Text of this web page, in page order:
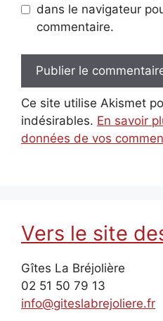
dans le navigateur
commentaire.
Ce site utilise Akismet
indésirables. En savoir
données de vos
Vers le site
Gîtes La Bréjolière
02 51 50 79 13
info@giteslabrejoliere.fr